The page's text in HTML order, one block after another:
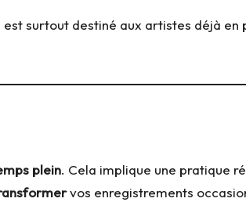
surtout destiné aux artistes déjà en
plein. Cela implique une pratique
vos enregistrements